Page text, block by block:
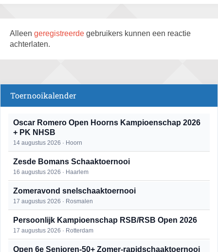
Alleen geregistreerde gebruikers kunnen een reactie
achterlaten.
Toernooikalender
Oscar Romero Open Hoorns Kampioenschap 2026
+ PK NHSB
14 augustus 2026 · Hoorn
Zesde Bomans Schaaktoernooi
16 augustus 2026 · Haarlem
Zomeravond snelschaaktoernooi
17 augustus 2026 · Rosmalen
Persoonlijk Kampioenschap RSB/RSB Open 2026
17 augustus 2026 · Rotterdam
Open 6e Senioren-50+ Zomer-rapidschaaktoernooi